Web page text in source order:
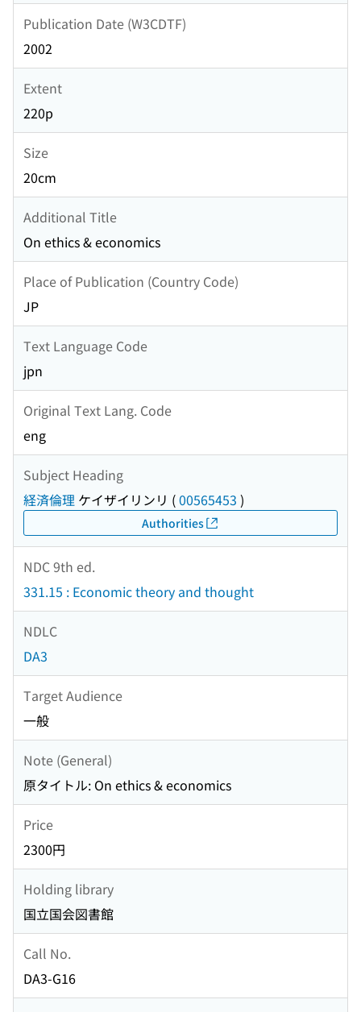
Publication Date (W3CDTF)
2002
Extent
220p
Size
20cm
Additional Title
On ethics & economics
Place of Publication (Country Code)
JP
Text Language Code
jpn
Original Text Lang. Code
eng
Subject Heading
経済倫理 ケイザイリンリ (00565453 )
Authorities
NDC 9th ed.
331.15 : Economic theory and thought
NDLC
DA3
Target Audience
一般
Note (General)
原タイトル: On ethics & economics
Price
2300円
Holding library
国立国会図書館
Call No.
DA3-G16